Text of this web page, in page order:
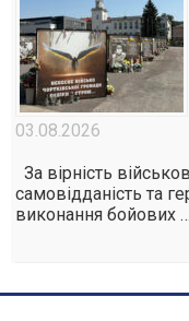
03.08.2026
За вірність
самовідданість та
виконання бойових …